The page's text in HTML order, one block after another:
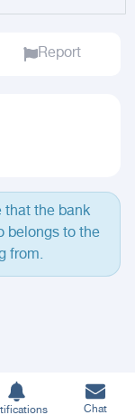
Report
that the bank
belongs to the
from.
Chat